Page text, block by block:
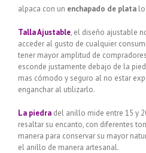
alpaca con un enchapado de plata
Talla Ajustable, el diseño ajustable
acceder al gusto de cualquier
tener mayor amplitud de
esconde justamente debajo de la
mas cómodo y seguro al no estar
enganchar al utilizarlo.
La piedra del anillo mide entre 15 y
resaltar su encanto, con diferentes
manera para conservar su mayor
el anillo de manera artesanal.